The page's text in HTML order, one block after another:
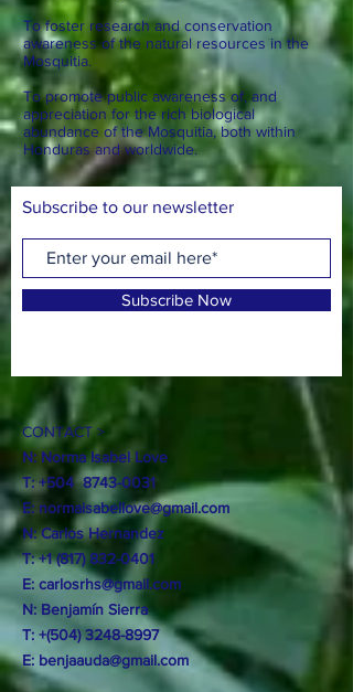
To foster research and conservation
awareness of the natural resources in the
Mosquitia.
To promote public awareness of, and
appreciation for the rich biological
abundance of the Mosquitia, both within
Honduras and worldwide.
Subscribe to our newsletter
Subscribe Now
CONTACT >
N: Norma Isabel Love
T: +5048743-0031
E: normaisabellove@gmail.com
N: Carlos Hernandez
T:+1 (817) 832-0401
E: carlosrhs@gmail.com
N: Benjamín Sierra
T: +(504)3248-8997
E: benjaauda@gmail.com